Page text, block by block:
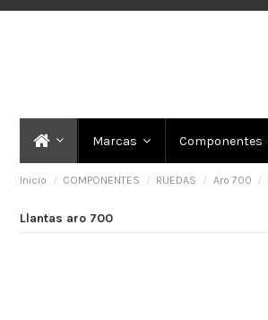
Marcas Componentes
Inicio COMPONENTES RUEDAS Aro 700
Llantas aro 700